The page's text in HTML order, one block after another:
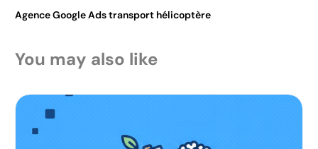
Agence Google Ads transport hélicoptère
You may also like